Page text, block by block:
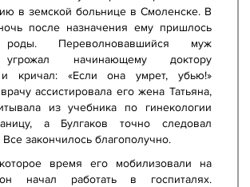
в земской больнице в Смоленске. В
после назначения ему пришлось
роды. Переволновавшийся муж
начинающему доктору
и кричал: «Если она умрет, убью!»
ассистировала его жена Татьяна,
из учебника по гинекологии
а Булгаков точно следовал
Все закончилось благополучно.
время его мобилизовали на
начал работать в госпиталях.